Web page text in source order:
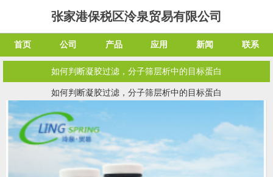
张家港保税区泠泉贸易有限公司
首页 公司 产品 应用 新闻 联系
如何判断凝胶过滤，分子筛层析中的目标蛋白
如何判断凝胶过滤，分子筛层析中的目标蛋白